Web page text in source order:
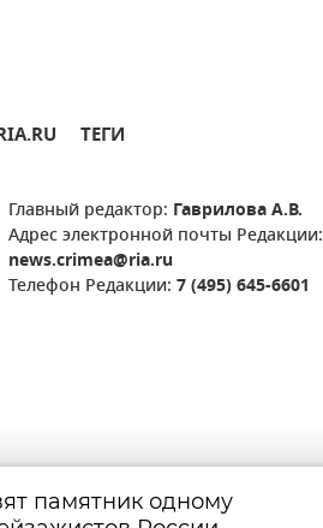
ТЕГИ
Главный редактор: Гаврилова А.В.
Адрес электронной почты Редакции:
news.crimea@ria.ru
Телефон Редакции: 7 (495) 645-6601
памятник одному